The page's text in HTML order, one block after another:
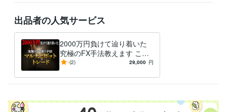
出品者の人気サービス
2000万円負けて辿り着いた
究極のFX手法教えます これ
であなたも専業に！手法、資
解説
-(2) 29,000 円